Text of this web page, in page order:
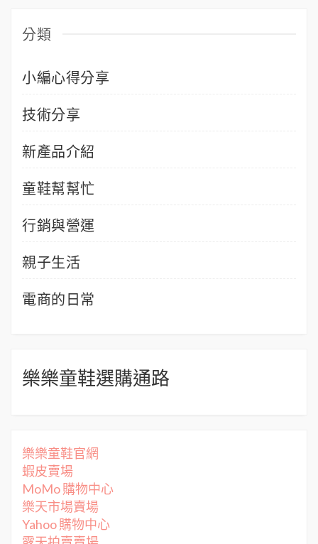
分類
小編心得分享
技術分享
新產品介紹
童鞋幫幫忙
行銷與營運
親子生活
電商的日常
樂樂童鞋選購通路
樂樂童鞋官網
蝦皮賣場
MoMo 購物中心
樂天市場賣場
Yahoo 購物中心